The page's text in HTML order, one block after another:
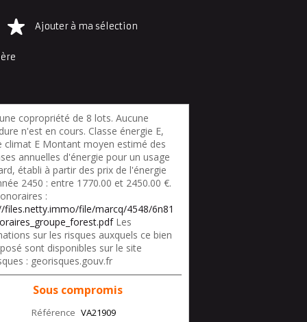
Ajouter à ma sélection
copropriété de 8 lots. Aucune
n'est en cours. Classe énergie E,
climat E Montant moyen estimé des
annuelles d'énergie pour un usage
établi à partir des prix de l'énergie
2450 : entre 1770.00 et 2450.00 €.
:
files.netty.immo/file/marcq/4548/6n81
Les
sur les risques auxquels ce bien
sont disponibles sur le site
: georisques.gouv.fr
Sous compromis
Référence VA21909